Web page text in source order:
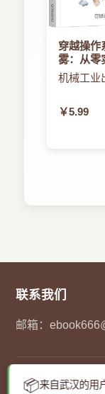
匙串
第3篇 文
参考10．
文件系统
习10．1
验磁盘推
认权限的
文件系统
检查本地
模式下修
穿越操作
雾：从零
作系统
机械工业
￥5.99
📦来自武汉的用
联系我们
邮箱：
© 2023百姓